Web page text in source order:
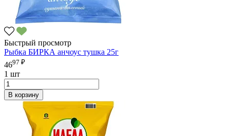
Быстрый просмотр
Рыбка БИРКА анчоус тушка 25г
4697 ₽
1 шт
В корзину